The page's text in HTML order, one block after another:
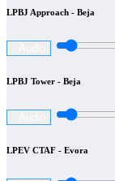
LPBJ Approach - Beja
LPBJ Tower - Beja
LPEV CTAF - Evora